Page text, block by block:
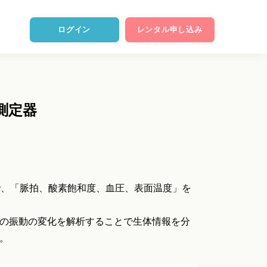
ログイン レンタル申し込み
定器
「脈拍、酸素飽和度、血圧、表面温度」を
振動の変化を解析することで生体情報を分